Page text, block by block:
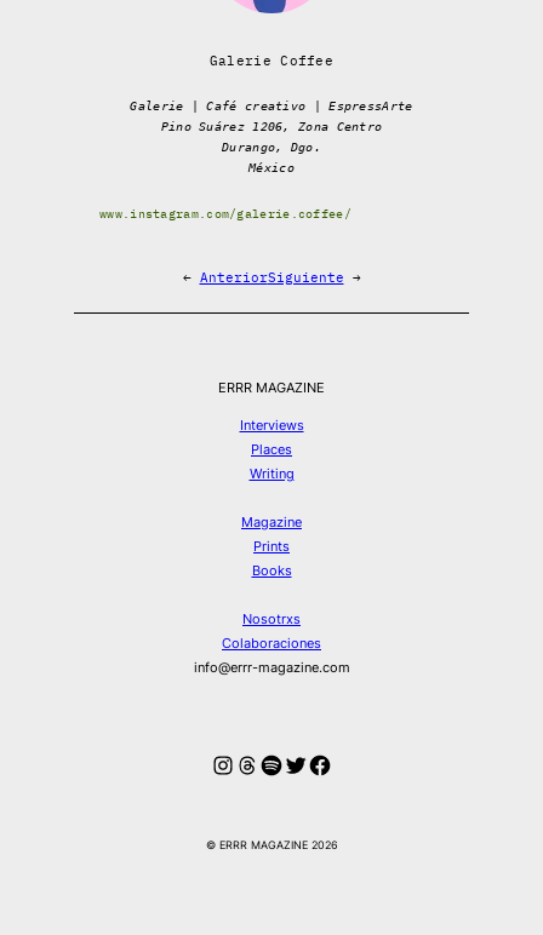
Galerie Coffee
Galerie | Café creativo | EspressArte
Pino Suárez 1206, Zona Centro
Durango, Dgo.
México
www.instagram.com/galerie.coffee/
← AnteriorSiguiente →
ERRR MAGAZINE
Interviews
Places
Writing
Magazine
Prints
Books
Nosotrxs
Colaboraciones
info@errr-magazine.com
Instagram
Hilos
Spotify
Twitter
Facebook
© ERRR MAGAZINE 2026